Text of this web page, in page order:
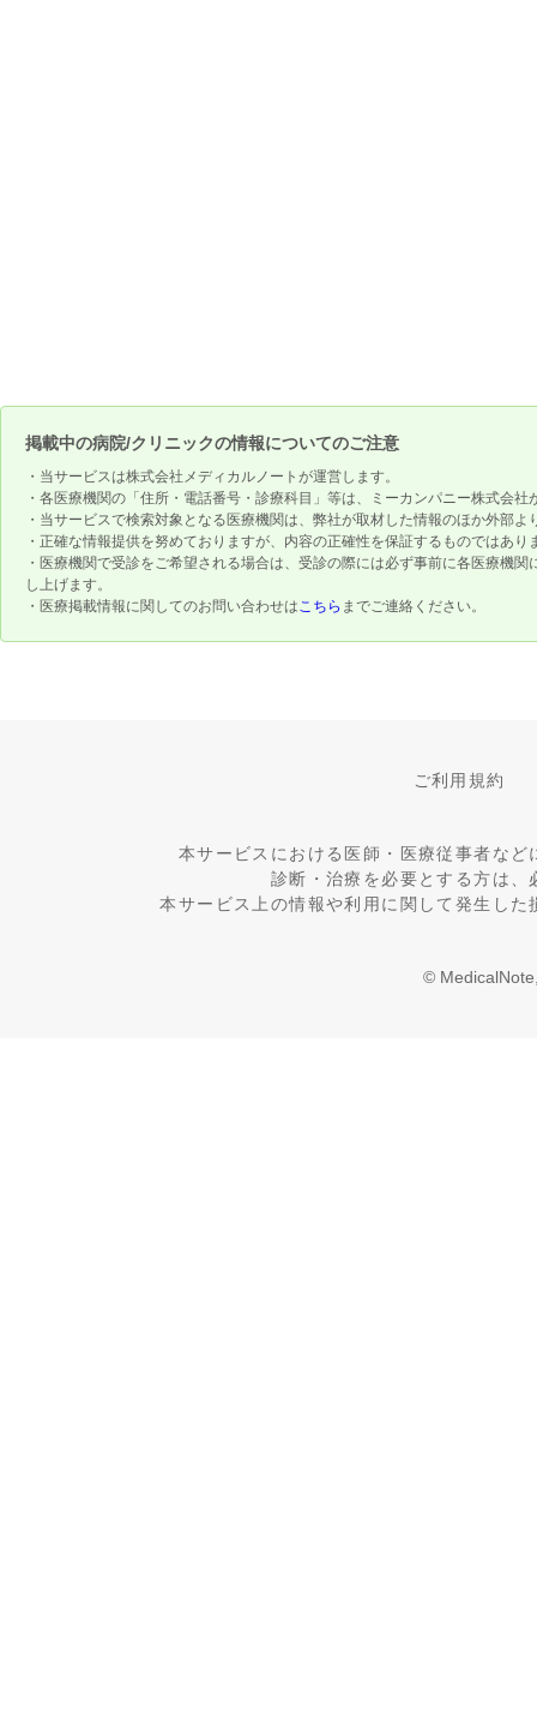
掲載中の病院/クリニックの情報についてのご注意
・当サービスは株式会社メディカルノートが運営します。
・各医療機関の「住所・電話番号・診療科目」等は、ミーカンパニー株式会
・当サービスで検索対象となる医療機関は、弊社が取材した情報のほか外部
・正確な情報提供を努めておりますが、内容の正確性を保証するものではあり
・医療機関で受診をご希望される場合は、受診の際には必ず事前に各医療機
し上げます。
・医療掲載情報に関してのお問い合わせはこちら までご連絡ください。
ご利用規約
本サービスにおける医師・医療従事者な
診断・治療を必要とする方は
本サービス上の情報や利用に関して発生し
©